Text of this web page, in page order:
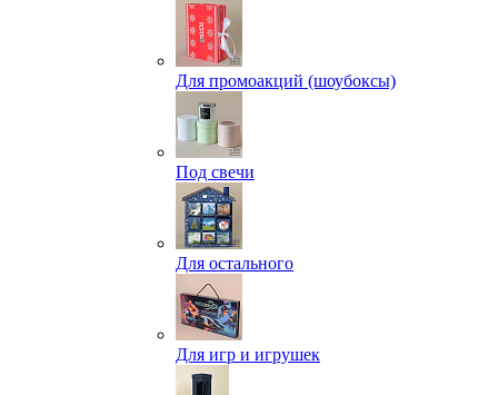
Для промоакций (шоубоксы)
Под свечи
Для остального
Для игр и игрушек